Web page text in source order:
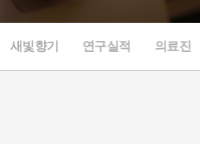
인재채용
협력병원
새빛향기 연구실적 의료진